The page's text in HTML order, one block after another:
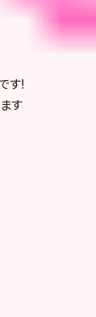
す!
す